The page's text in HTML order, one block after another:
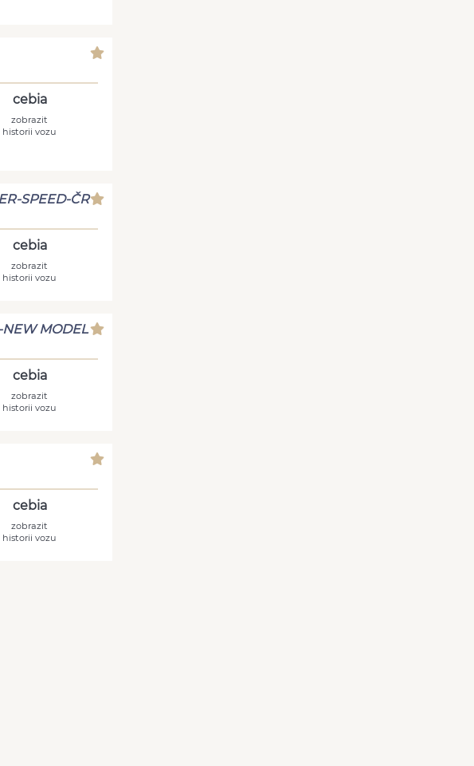
cebia
zobrazit
historii vozu
SPEED-ČR
cebia
zobrazit
historii vozu
MODEL
cebia
zobrazit
historii vozu
cebia
zobrazit
historii vozu